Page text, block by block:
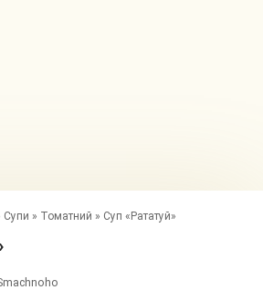
Супи » Томатний » Суп «Рататуй»